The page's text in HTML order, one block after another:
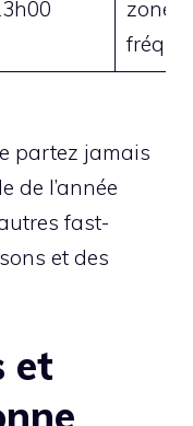
zone
partez jamais
de l’année
fast-
et des
et